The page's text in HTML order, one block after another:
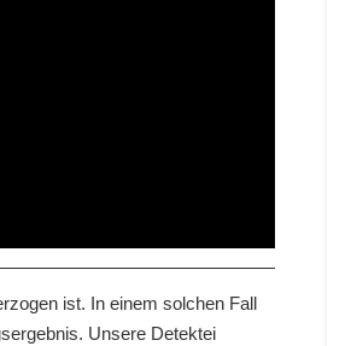
ist. In einem solchen Fall
Unsere Detektei